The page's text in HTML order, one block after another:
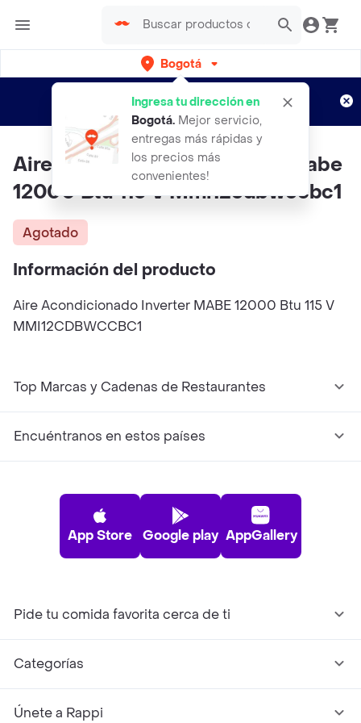
Bogotá
Ingresa tu dirección en
Bogotá. Mejor servicio,
entregas más rápidas y
los precios más
convenientes!
envíos gratis por semanas
Aplican TyC
Aire Acondicionado Inverter Mabe
12000 Btu 115 V Mmi12cdbwccbc1
Agotado
Información del producto
Aire Acondicionado Inverter MABE 12000 Btu 115 V
MMI12CDBWCCBC1
Top Marcas y Cadenas de Restaurantes
Encuéntranos en estos países
App Store Google play AppGallery
Pide tu comida favorita cerca de ti
Categorías
Únete a Rappi